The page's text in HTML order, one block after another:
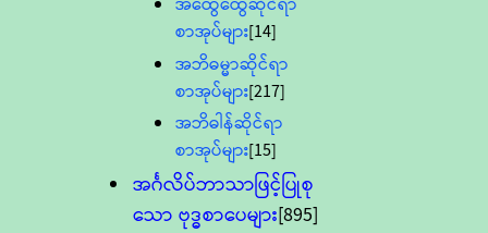
စာအုပ်များ[14]
အဘိဓမ္မာဆိုင်ရာ
စာအုပ်များ[217]
အဘိဓါန်ဆိုင်ရာ
စာအုပ်များ[15]
အင်္ဂလိပ်ဘာသာဖြင့်ပြုစု
သော ဗုဒ္ဓစာပေများ[895]